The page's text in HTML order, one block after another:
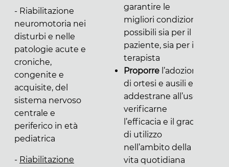
- Riabilitazione
neuromotoria nei
disturbi e nelle
patologie acute e
croniche,
congenite e
acquisite, del
sistema nervoso
centrale e
periferico in età
pediatrica
- Riabilitazione
garantire le
migliori condizioni
possibili sia per il
paziente, sia per il
terapista
Proporre l’adozione
di ortesi e ausili e
addestrane all’uso,
verificarne
l’efficacia e il grado
di utilizzo
nell’ambito della
vita quotidiana